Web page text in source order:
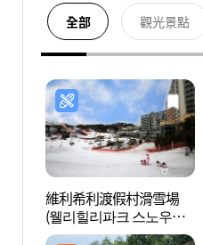
全部 觀光景點
維利希利渡假村滑雪場
(웰리힐리파크 스노우파
크)